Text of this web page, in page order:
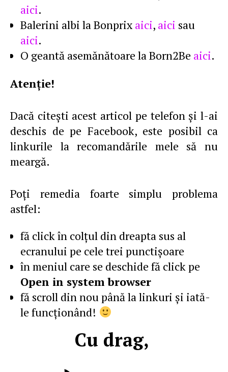
aici.
Balerini albi la Bonprixaici, aici sau
aici.
O geantă asemănătoare la Born2Be aici.
Atenţie!
Dacă citeşti acest articol pe telefon şi l-ai
deschis de pe Facebook, este posibil ca
linkurile la recomandările mele să nu
meargă.
Poţi remedia foarte simplu problema
astfel:
fă click în colţul din dreapta sus al
ecranului pe cele trei punctişoare
în meniul care se deschide fă click pe
Open in system browser
fă scroll din nou până la linkuri şi iată-
le funcţionând!
Cu drag,